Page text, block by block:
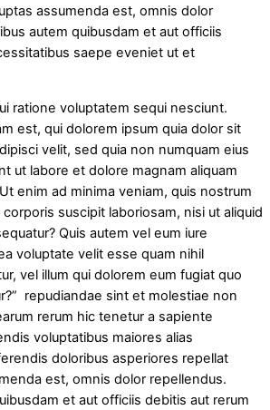
assumenda est, omnis dolor
autem quibusdam et aut officiis
saepe eveniet ut et
ratione voluptatem sequi nesciunt.
est, qui dolorem ipsum quia dolor sit
velit, sed quia non numquam eius
ut labore et dolore magnam aliquam
enim ad minima veniam, quis nostrum
suscipit laboriosam, nisi ut aliquid
Quis autem vel eum iure
voluptate velit esse quam nihil
vel illum qui dolorem eum fugiat quo
repudiandae sint et molestiae non
rerum hic tenetur a sapiente
voluptatibus maiores alias
doloribus asperiores repellat
est, omnis dolor repellendus.
et aut officiis debitis aut rerum